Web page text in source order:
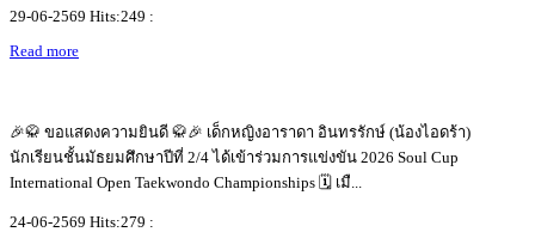
29-06-2569 Hits:249 :
Read more
🎉🥋 ขอแสดงความยินดี 🥋🎉 เด็กหญิงอาราดา อินทรรักษ์ (น้องไอดร้า)
นักเรียนชั้นมัธยมศึกษาปีที่ 2/4 ได้เข้าร่วมการแข่งขัน 2026 Soul Cup
International Open Taekwondo Championships 🗓️ เมื...
24-06-2569 Hits:279 :